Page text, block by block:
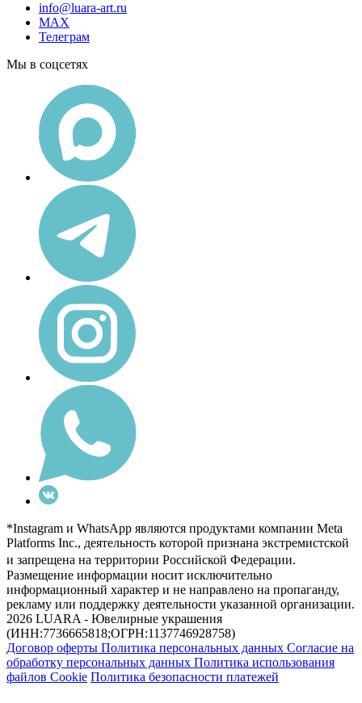
info@luara-art.ru
MAX
Телеграм
Мы в соцсетях
*Instagram и WhatsApp являются продуктами компании Meta
Platforms Inc., деятельность которой признана экстремистской
и запрещена на территории Российской Федерации.
Размещение информации носит исключительно
информационный характер и не направлено на пропаганду,
рекламу или поддержку деятельности указанной организации.
2026 LUARA - Ювелирные украшения
(ИНН:7736665818;ОГРН:1137746928758)
Договор оферты Политика персональных данных Согласие на
обработку персональных данных Политика использования
файлов Cookie Политика безопасности платежей